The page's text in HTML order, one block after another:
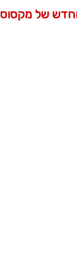
של מקסוס